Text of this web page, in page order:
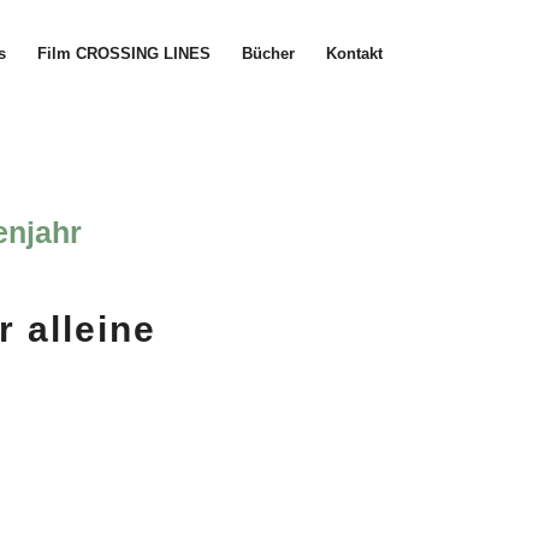
Film CROSSING LINES Bücher Kontakt
alleine